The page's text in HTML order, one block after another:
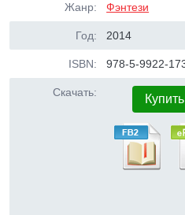
Жанр: Фэнтези
Год: 2014
ISBN: 978-5-9922-
Скачать: